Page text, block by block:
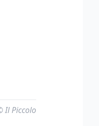
Il Piccolo